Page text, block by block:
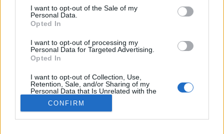
consent section.
I want to opt-out of the Sale of my
Personal Data.
Opted In
I want to opt-out of processing my
Personal Data for Targeted Advertising.
Opted In
I want to opt-out of Collection, Use,
Retention, Sale, and/or Sharing of my
Personal Data that Is Unrelated with the
Purposes for which it was collected.
Opted Out
CONFIRM